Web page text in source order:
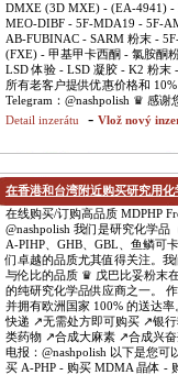
DMXE (3D MXE) - (EA-4941) -
MEO-DIBF - 5F-MDA19 - 5F-
AB-FUBINAC - SARM 粉末 -
(FXE) - 甲基甲卡西酮 - 氯胺酮
LSD 体验 - LSD 凝胶 - K2 粉末
所有老客户提供优惠价格和
Telegram：@nashpolish ♛ 感
Detail inzerátu
- Vlož nový
在香港和台湾附近购买研究用化
在线购买/订购高品质 MDPHP
@nashpolish 我们是研究化学品
A-PIHP、GHB、GBL、鱼鳞可
们卓越的品质尤其值得关注。
与伦比的品质 ♛ 戊巴比妥粉末
的纯研究化学品供应商之一。
并拥有欧洲国家 100% 的送达
快递 ↗️无需处方即可购买 ↗️银
类药物 ↗️合成大麻素 ↗️合成兴奋
电报：@nashpolish 以下是您
买 A-PHP - 购买 MDMA 晶体 -